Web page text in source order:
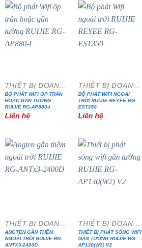
THIẾT BỊ DOANH NGHIỆP
BỘ PHÁT WIFI ỐP TRẦN
HOẶC GẮN TƯỜNG
RUIJIE RG-AP880-I
Liên hệ
THIẾT BỊ DOANH NGHIỆP
BỘ PHÁT WIFI NGOÀI
TRỜI RUIJIE REYEE RG-
EST350
Liên hệ
THIẾT BỊ DOANH NGHIỆP
ANGTEN GẮN THÊM
NGOÀI TRỜI RUIJIE RG-
ANTX3-2400D
THIẾT BỊ DOANH NGHIỆP
THIẾT BỊ PHÁT SÓNG WIFI
GẮN TƯỜNG RUIJIE RG-
AP130(W2) V2